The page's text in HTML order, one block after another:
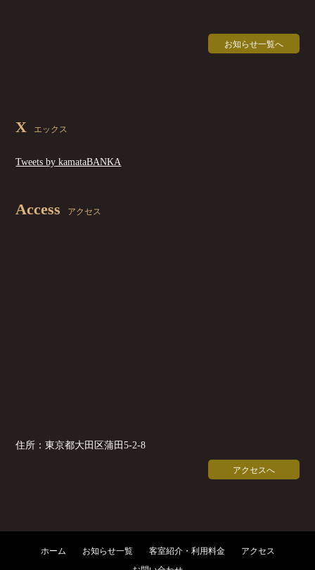
お知らせ一覧へ
X エックス
Tweets by kamataBANKA
Access アクセス
住所：東京都大田区蒲田5-2-8
アクセスへ
ホーム お知らせ一覧 客室紹介・利用料金 アクセス